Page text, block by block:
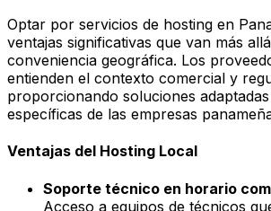
Optar por servicios de hosting en
ventajas significativas que van más
conveniencia geográfica. Los
entienden el contexto comercial y
proporcionando soluciones
específicas de las empresas
Ventajas del Hosting Local
Soporte técnico en horario
Acceso a equipos de técnicos